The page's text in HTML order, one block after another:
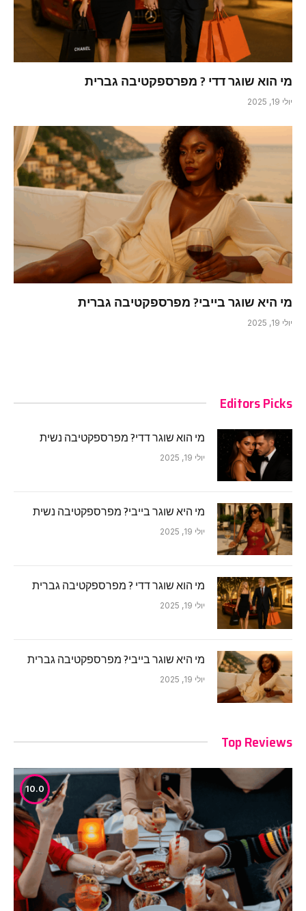
מי הוא שוגר דדי ? מפרספקטיבה גברית
יולי 19, 2025
מי היא שוגר בייבי? מפרספקטיבה גברית
יולי 19, 2025
Editors Picks
מי הוא שוגר דדי? מפרספקטיבה נשית
יולי 19, 2025
מי היא שוגר בייבי? מפרספקטיבה נשית
יולי 19, 2025
מי הוא שוגר דדי ? מפרספקטיבה גברית
יולי 19, 2025
מי היא שוגר בייבי? מפרספקטיבה גברית
יולי 19, 2025
Top Reviews
10.0